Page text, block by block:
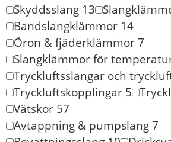
Skyddsslang 13
Bandslangklämmor 14
Öron & fjäderklämmor7
Slangklämmor för
Tryckluftsslangar och
Tryckluftskopplingar 5
Vätskor 57
Avtappning & pumpslang7